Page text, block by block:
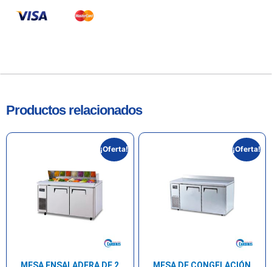
Productos relacionados
¡Oferta! ¡Oferta!